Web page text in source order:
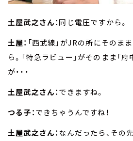
土屋武之さん：同じ電圧ですから。
土屋： 「西武線」がJRの所にそのま
ら。「特急ラビュー」がそのまま「
が・・・
土屋武之さん：できますね。
つる子：できちゃうんですね！
土屋武之さん： なんだったら、その